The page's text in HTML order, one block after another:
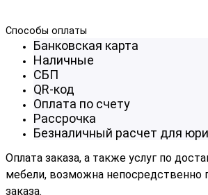
Способы оплаты
Банковская карта
Наличные
СБП
QR-код
Оплата по счету
Рассрочка
Безналичный расчет для
Оплата заказа, а также услуг по
мебели, возможна непосредственно
заказа.